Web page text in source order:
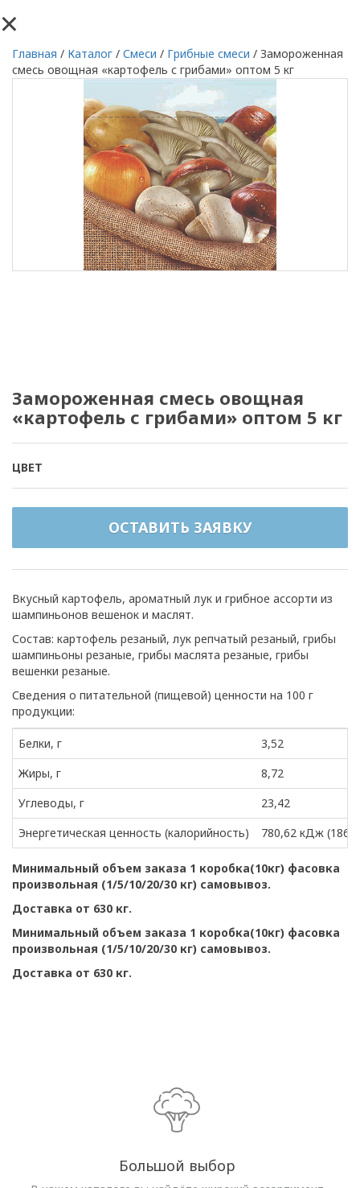
×
Главная / Каталог / Смеси / Грибные смеси / Замороженная
смесь овощная «картофель с грибами» оптом 5 кг
Замороженная смесь овощная
«картофель с грибами» оптом 5 кг
ЦВЕТ
ОСТАВИТЬ ЗАЯВКУ
Вкусный картофель, ароматный лук и грибное ассорти из
шампиньонов вешенок и маслят.
Состав: картофель резаный, лук репчатый резаный, грибы
шампиньоны резаные, грибы маслята резаные, грибы
вешенки резаные.
Сведения о питательной (пищевой) ценности на 100 г
продукции:
Белки, г
3,52
Жиры, г
8,72
Углеводы, г
23,42
Энергетическая ценность (калорийность)
780,62 кДж
Минимальный объем заказа 1 коробка(10кг) фасовка
произвольная (1/5/10/20/30 кг) самовывоз.
Доставка от 630 кг.
Минимальный объем заказа 1 коробка(10кг) фасовка
произвольная (1/5/10/20/30 кг) самовывоз.
Доставка от 630 кг.
Большой выбор